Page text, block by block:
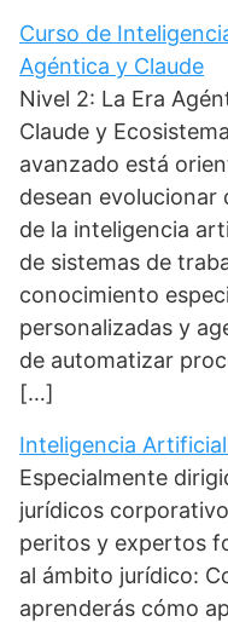
)
Curso de
Agéntica y Claude
Nivel 2: La Era
Claude y
avanzado está
desean evolucionar
de la inteligencia
de sistemas de
conocimiento
personalizadas y
de automatizar
[…]
Inteligencia
Especialmente
jurídicos
peritos y expertos
al ámbito jurídico:
aprenderás cómo